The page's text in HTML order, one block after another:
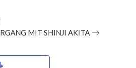
MIT SHINJI AKITA